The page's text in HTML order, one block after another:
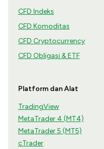
CFD Indeks
CFD Komoditas
CFD Cryptocurrency
CFD Obligasi & ETF
Platform dan Alat
TradingView
MetaTrader 4 (MT4)
MetaTrader 5 (MT5)
cTrader